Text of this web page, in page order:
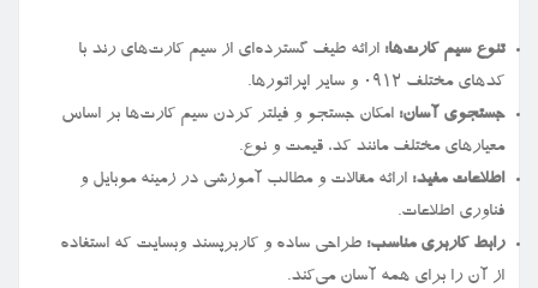
تنوع سیم کارت‌ها: ارائه طیف گسترده‌ای از سیم کارت‌های رند با
کدهای مختلف ۰۹۱۲ و سایر اپراتورها.
جستجوی آسان: امکان جستجو و فیلتر کردن سیم کارت‌ها بر اساس
معیارهای مختلف مانند کد، قیمت و نوع.
اطلاعات مفید: ارائه مقالات و مطالب آموزشی در زمینه موبایل و
فناوری اطلاعات.
رابط کاربری مناسب: طراحی ساده و کاربرپسند وبسایت که استفاده
از آن را برای همه آسان می‌کند.